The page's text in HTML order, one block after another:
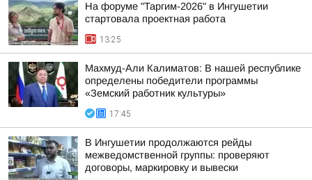
На форуме "Таргим-2026" в Ингушетии
стартовала проектная работа
13:25
Махмуд-Али Калиматов: В нашей республике
определены победители программы
«Земский работник культуры»
17:45
В Ингушетии продолжаются рейды
межведомственной группы: проверяют
договоры, маркировку и вывески